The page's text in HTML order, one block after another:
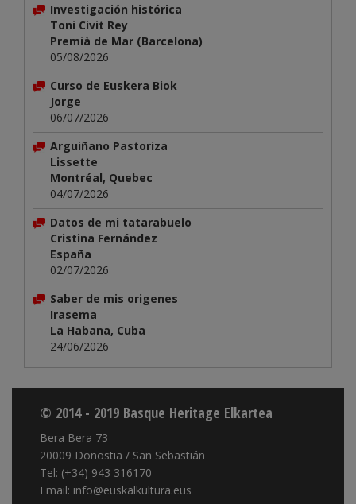
Investigación histórica
Toni Civit Rey
Premià de Mar (Barcelona)
05/08/2026
Curso de Euskera Biok
Jorge
06/07/2026
Arguiñano Pastoriza
Lissette
Montréal, Quebec
04/07/2026
Datos de mi tatarabuelo
Cristina Fernández
España
02/07/2026
Saber de mis origenes
Irasema
La Habana, Cuba
24/06/2026
© 2014 - 2019 Basque Heritage Elkartea
Bera Bera 73
20009 Donostia / San Sebastián
Tel: (+34) 943 316170
Email: info@euskalkultura.eus